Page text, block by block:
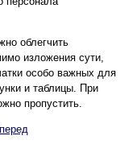
облегчить
изложения сути,
особо важных для
и таблицы. При
пропустить.